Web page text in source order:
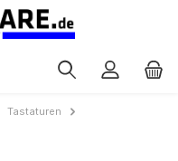
Tastaturen